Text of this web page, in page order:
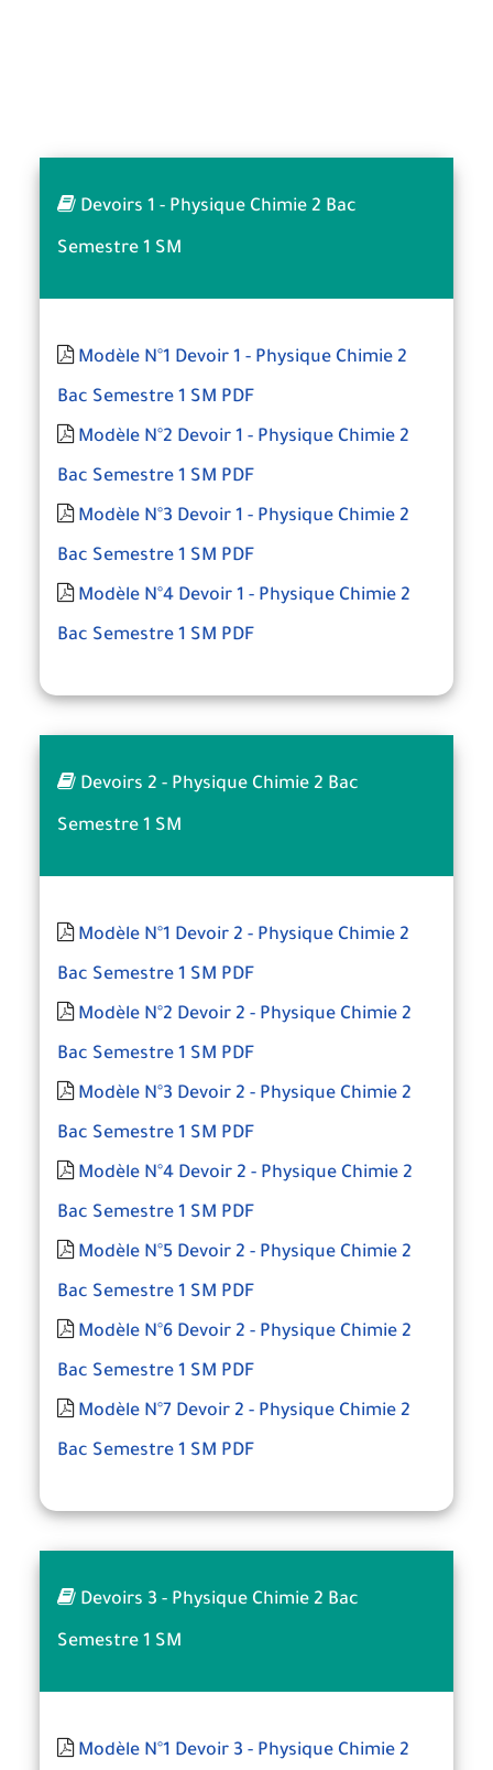
Devoirs 1 - Physique Chimie 2 Bac
Semestre 1 SM
Modèle N°1 Devoir 1 - Physique Chimie 2
Bac Semestre 1 SM PDF
Modèle N°2 Devoir 1 - Physique Chimie 2
Bac Semestre 1 SM PDF
Modèle N°3 Devoir 1 - Physique Chimie 2
Bac Semestre 1 SM PDF
Modèle N°4 Devoir 1 - Physique Chimie 2
Bac Semestre 1 SM PDF
Devoirs 2 - Physique Chimie 2 Bac
Semestre 1 SM
Modèle N°1 Devoir 2 - Physique Chimie 2
Bac Semestre 1 SM PDF
Modèle N°2 Devoir 2 - Physique Chimie 2
Bac Semestre 1 SM PDF
Modèle N°3 Devoir 2 - Physique Chimie 2
Bac Semestre 1 SM PDF
Modèle N°4 Devoir 2 - Physique Chimie 2
Bac Semestre 1 SM PDF
Modèle N°5 Devoir 2 - Physique Chimie 2
Bac Semestre 1 SM PDF
Modèle N°6 Devoir 2 - Physique Chimie 2
Bac Semestre 1 SM PDF
Modèle N°7 Devoir 2 - Physique Chimie 2
Bac Semestre 1 SM PDF
Devoirs 3 - Physique Chimie 2 Bac
Semestre 1 SM
Modèle N°1 Devoir 3 - Physique Chimie 2